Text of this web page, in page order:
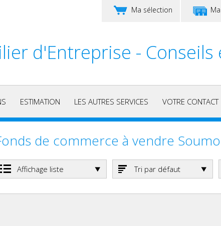
d'Entreprise -
Ma sélection
ESTIMATION LES AUTRES SERVICES VOTRE CONTACT
de commerce à vendre
Affichage liste Tri par défaut